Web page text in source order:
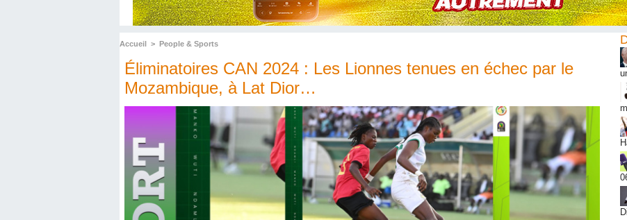
Accueil > People & Sports
Éliminatoires CAN 2024 : Les Lionnes tenues en échec par le
Mozambique, à Lat Dior…